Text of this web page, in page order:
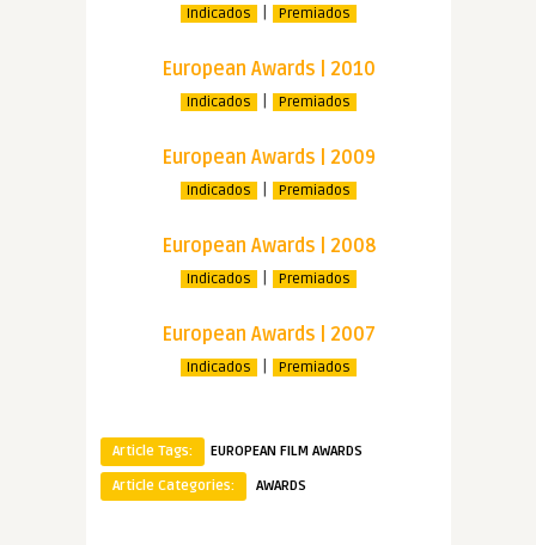
Indicados | Premiados
European Awards | 2010
Indicados | Premiados
European Awards | 2009
Indicados | Premiados
European Awards | 2008
Indicados | Premiados
European Awards | 2007
Indicados | Premiados
Article Tags:
EUROPEAN FILM AWARDS
Article Categories:
AWARDS